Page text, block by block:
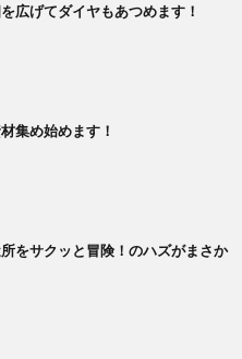
広げてダイヤもあつめます！
集め始めます！
所をサクッと冒険！のハズがまさか